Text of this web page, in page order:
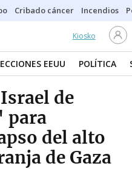
Cribado cáncer Incendios
Kiosko
EEUU POLÍTICA
de
para
del alto
de Gaza